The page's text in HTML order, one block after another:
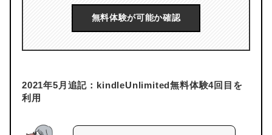
無料体験が可能か確認
2021年5月追記：kindleUnlimited無料体験4回目を
利用